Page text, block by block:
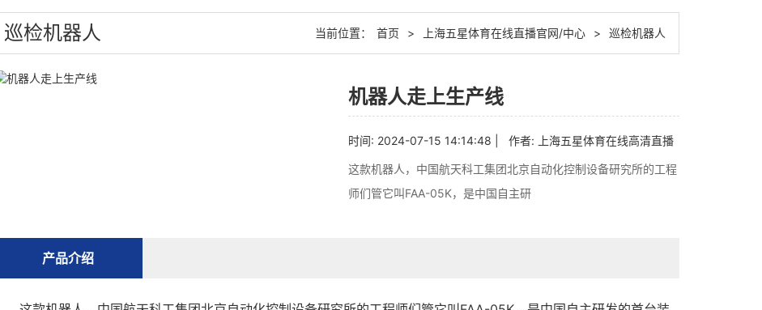
巡检机器人 当前位置： 首页 > 上海五星体育在线直播官网/中心 > 巡检机器人
机器人走上生产线
时间: 2024-07-15 14:14:48 | 作者: 上海五星体育在线高清直播
这款机器人，中国航天科工集团北京自动化控制设备研究所的工程
师们管它叫FAA-05K，是中国自主研
产品介绍